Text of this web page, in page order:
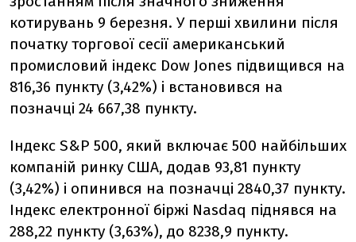
котирувань 9 березня. У перші хвилини після
початку торгової сесії американський
промисловий індекс Dow Jones підвищився на
816,36 пункту (3,42%) і встановився на
позначці 24 667,38 пункту.
Індекс S&P 500, який включає 500 найбільших
компаній ринку США, додав 93,81 пункту
(3,42%) і опинився на позначці 2840,37 пункту.
Індекс електронної біржі Nasdaq піднявся на
288,22 пункту (3,63%), до 8238,9 пункту.